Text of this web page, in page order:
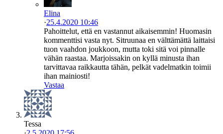
Elina
·25.4.2020 10:46
Pahoittelut, että en vastannut aikaisemmin! Huomasin
kommenttisi vasta nyt. Sitruunaa en välttämättä laittaisi
tuon vaahdon joukkoon, mutta toki sitä voi pinnalle
vähän raastaa. Marjoissakin on kyllä minusta ihan
tarvittavaa raikkautta tähän, pelkät vadelmatkin toimii
ihan mainiosti!
Vastaa
Tessa